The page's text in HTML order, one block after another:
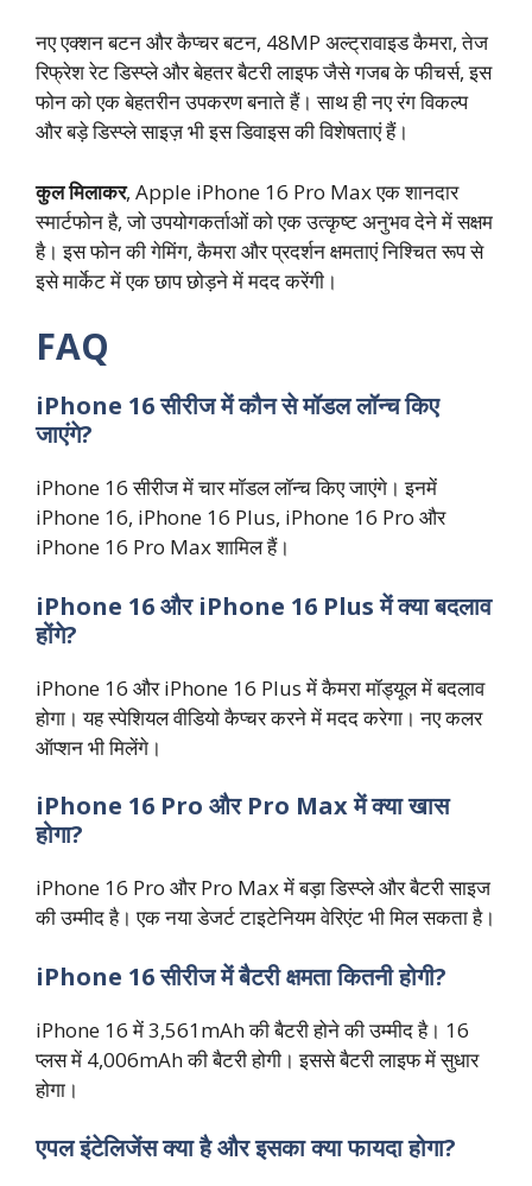
नए एक्शन बटन और कैप्चर बटन, 48MP अल्ट्रावाइड कैमरा, तेज
रिफ्रेश रेट डिस्प्ले और बेहतर बैटरी लाइफ जैसे गजब के फीचर्स, इस
फोन को एक बेहतरीन उपकरण बनाते हैं। साथ ही नए रंग विकल्प
और बड़े डिस्प्ले साइज़ भी इस डिवाइस की विशेषताएं हैं।
कुल मिलाकर, Apple iPhone 16 Pro Max एक शानदार
स्मार्टफोन है, जो उपयोगकर्ताओं को एक उत्कृष्ट अनुभव देने में सक्षम
है। इस फोन की गेमिंग, कैमरा और प्रदर्शन क्षमताएं निश्चित रूप से
इसे मार्केट में एक छाप छोड़ने में मदद करेंगी।
FAQ
iPhone 16 सीरीज में कौन से मॉडल लॉन्च किए
जाएंगे?
iPhone 16 सीरीज में चार मॉडल लॉन्च किए जाएंगे। इनमें
iPhone 16, iPhone 16 Plus, iPhone 16 Pro और
iPhone 16 Pro Max शामिल हैं।
iPhone 16 और iPhone 16 Plus में क्या बदलाव
होंगे?
iPhone 16 और iPhone 16 Plus में कैमरा मॉड्यूल में बदलाव
होगा। यह स्पेशियल वीडियो कैप्चर करने में मदद करेगा। नए कलर
ऑप्शन भी मिलेंगे।
iPhone 16 Pro और Pro Max में क्या खास
होगा?
iPhone 16 Pro और Pro Max में बड़ा डिस्प्ले और बैटरी साइज
की उम्मीद है। एक नया डेजर्ट टाइटेनियम वेरिएंट भी मिल सकता है।
iPhone 16 सीरीज में बैटरी क्षमता कितनी होगी?
iPhone 16 में 3,561mAh की बैटरी होने की उम्मीद है। 16
प्लस में 4,006mAh की बैटरी होगी। इससे बैटरी लाइफ में सुधार
होगा।
एपल इंटेलिजेंस क्या है और इसका क्या फायदा होगा?